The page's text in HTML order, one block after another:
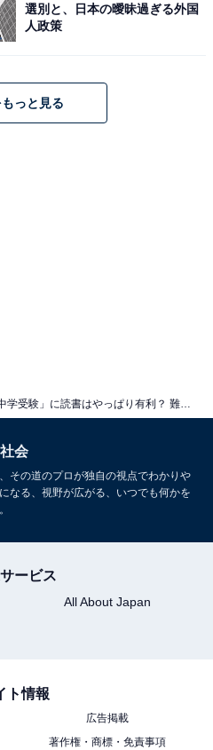
たくさん出てくるので自然
気がします。受験終了後の
気に入りで、いずれもシ
す。『 進撃の巨人』（講
選別と、日本の曖昧過ぎる外国
人政策
っと見る
社会
その道のプロが独自の視点でわかりや
なる、視野が広がる、いつでも何かを
ービス
All About Japan
ト情報
広告掲載
著作権・商標・免責事項